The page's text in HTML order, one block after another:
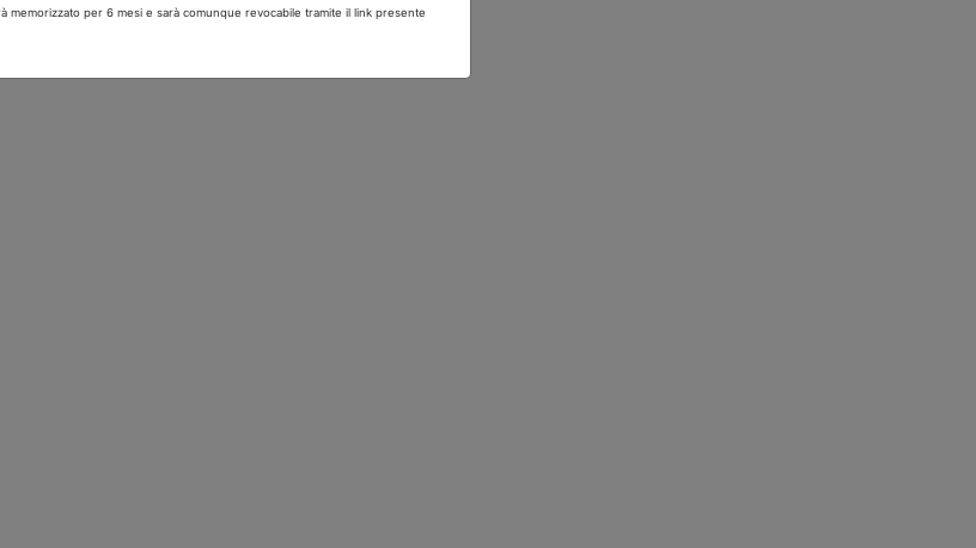
memorizzato per 6 mesi e sarà comunque revocabile tramite il link presente